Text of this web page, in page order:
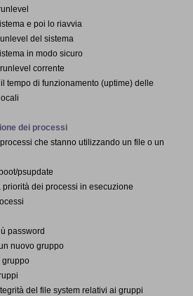
e poi lo riavvia
del sistema
in modo sicuro
corrente
tempo di funzionamento (uptime) delle
dei processi
che stanno utilizzando un file o un
psupdate
priorità dei processi in esecuzione
password
nuovo gruppo
gruppo
del file system relativi ai gruppi